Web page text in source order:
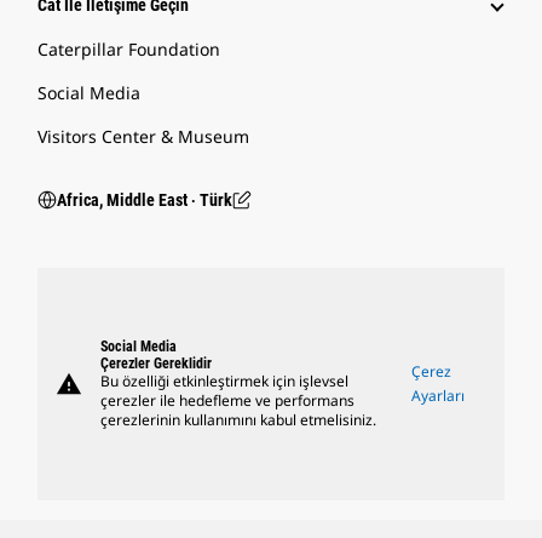
Cat Ile İletişime Geçin
Caterpillar Foundation
Social Media
Visitors Center & Museum
Africa, Middle East ‧ Türk
warning
Social Media
Çerezler Gereklidir
Bu özelliği etkinleştirmek için işlevsel
çerezler ile hedefleme ve performans
çerezlerinin kullanımını kabul etmelisiniz.
Çerez
Ayarları